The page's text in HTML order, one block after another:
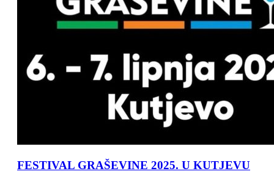
FESTIVAL GRAŠEVINE 2025. U KUTJEVU